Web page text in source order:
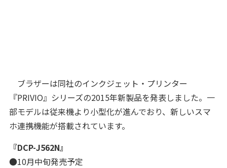
ブラザーは同社のインクジェット・プリンター
『PRIVIO』シリーズの2015年新製品を発表しました。一
部モデルは従来機より小型化が進んでおり、新しいスマ
ホ連携機能が搭載されています。
『DCP-J562N』
●10月中旬発売予定